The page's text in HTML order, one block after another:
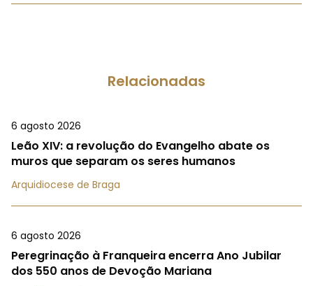
Relacionadas
6 agosto 2026
Leão XIV: a revolução do Evangelho abate os
muros que separam os seres humanos
Arquidiocese de Braga
6 agosto 2026
Peregrinação à Franqueira encerra Ano Jubilar
dos 550 anos de Devoção Mariana